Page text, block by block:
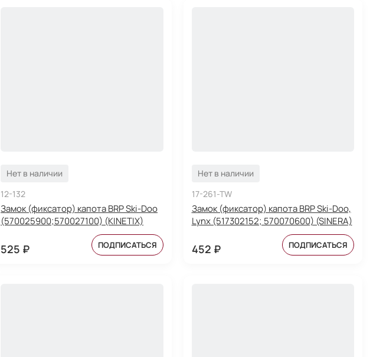
Нет в наличии
12-132
Замок (фиксатор) капота BRP Ski-Doo
(570025900;570027100) (KINETIX)
525 ₽ ПОДПИСАТЬСЯ
Нет в наличии
17-261-TW
Замок (фиксатор) капота BRP Ski-Doo,
Lynx (517302152; 570070600) (SINERA)
452 ₽ ПОДПИСАТЬСЯ